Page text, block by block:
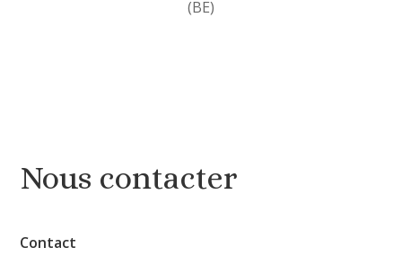
(BE)
Nous contacter
Contact